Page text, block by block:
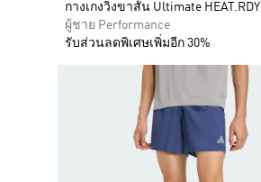
กางเกงวิ่งขาสั้น Ultimate HEAT.RDY
ผู้ชาย Performance
รับส่วนลดพิเศษเพิ่มอีก 30%